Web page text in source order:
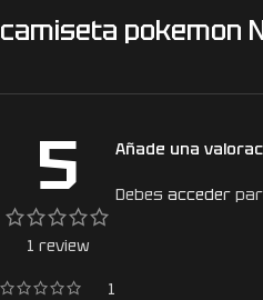
camiseta pokemon
5
1 review
1
Añade una
Debes acceder